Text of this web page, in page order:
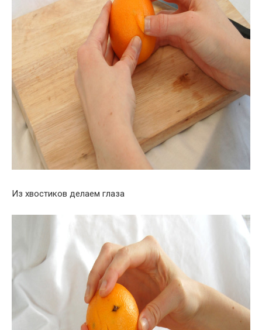
Из хвостиков делаем глаза